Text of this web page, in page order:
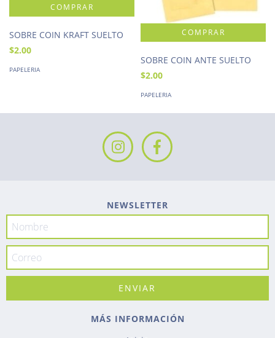
SOBRE COIN KRAFT SUELTO
$2.00
PAPELERIA
SOBRE COIN ANTE SUELTO
$2.00
PAPELERIA
NEWSLETTER
MÁS INFORMACIÓN